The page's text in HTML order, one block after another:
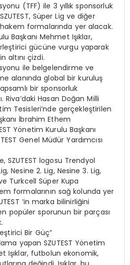
(TFF) ile 3 yıllık sponsorluk
Süper Lig ve diğer
formalarında yer alacak.
Başkanı Mehmet Işıklar,
gücüne vurgu yaparak
altını çizdi.
ile belgelendirme ve
alanında global bir kuruluş
bir sponsorluk
Riva’daki Hasan Doğan Milli
Tesisleri’nde gerçekleştirilen
İbrahim Ethem
Yönetim Kurulu Başkanı
Genel Müdür Yardımcısı
SZUTEST logosu Trendyol
Nesine 2. Lig, Nesine 3. Lig,
Turkcell Süper Kupa
formalarının sağ kolunda yer
’in marka bilinirliğini
popüler sporunun bir parçası
Bir Güç”
yapan SZUTEST Yönetim
Işıklar, futbolun ekonomik,